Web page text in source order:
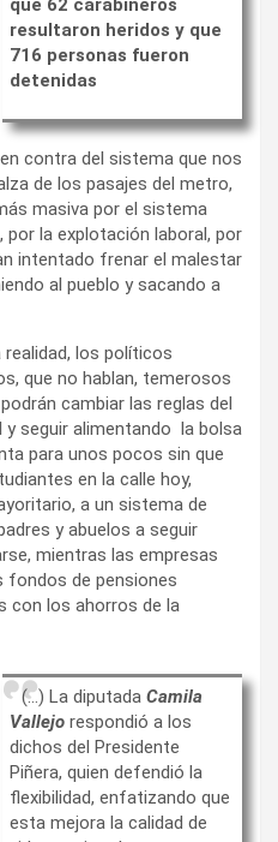
que 62 carabineros
resultaron heridos y que
716 personas fueron
detenidas
contra del sistema que nos
de los pasajes del metro,
masiva por el sistema
por la explotación laboral, por
intentado frenar el malestar
al pueblo y sacando a
los políticos
que no hablan, temerosos
cambiar las reglas del
seguir alimentando la bolsa
para unos pocos sin que
en la calle hoy,
a un sistema de
y abuelos a seguir
mientras las empresas
fondos de pensiones
con los ahorros de la
(…) La diputada Camila
Vallejo respondió a los
dichos del Presidente
Piñera, quien defendió la
flexibilidad, enfatizando que
esta mejora la calidad de